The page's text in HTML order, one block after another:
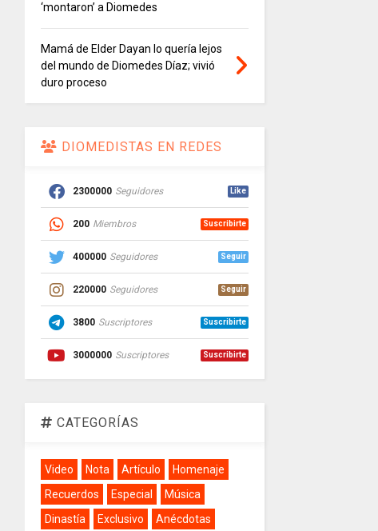
‘montaron’ a Diomedes
Mamá de Elder Dayan lo quería lejos
del mundo de Diomedes Díaz; vivió
duro proceso
DIOMEDISTAS EN REDES
2300000 Seguidores Like
200 Miembros Suscribirte
400000 Seguidores Seguir
220000 Seguidores Seguir
3800 Suscriptores Suscribirte
3000000 Suscriptores Suscribirte
CATEGORÍAS
Video Nota Artículo
Homenaje
Recuerdos
Especial
Música
Dinastía
Exclusivo
Anécdotas